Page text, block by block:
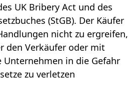
UK Bribery Act und des
(StGB). Der Käufer
nicht zu ergreifen,
den Verkäufer oder mit
Unternehmen in die Gefahr
zu verletzen